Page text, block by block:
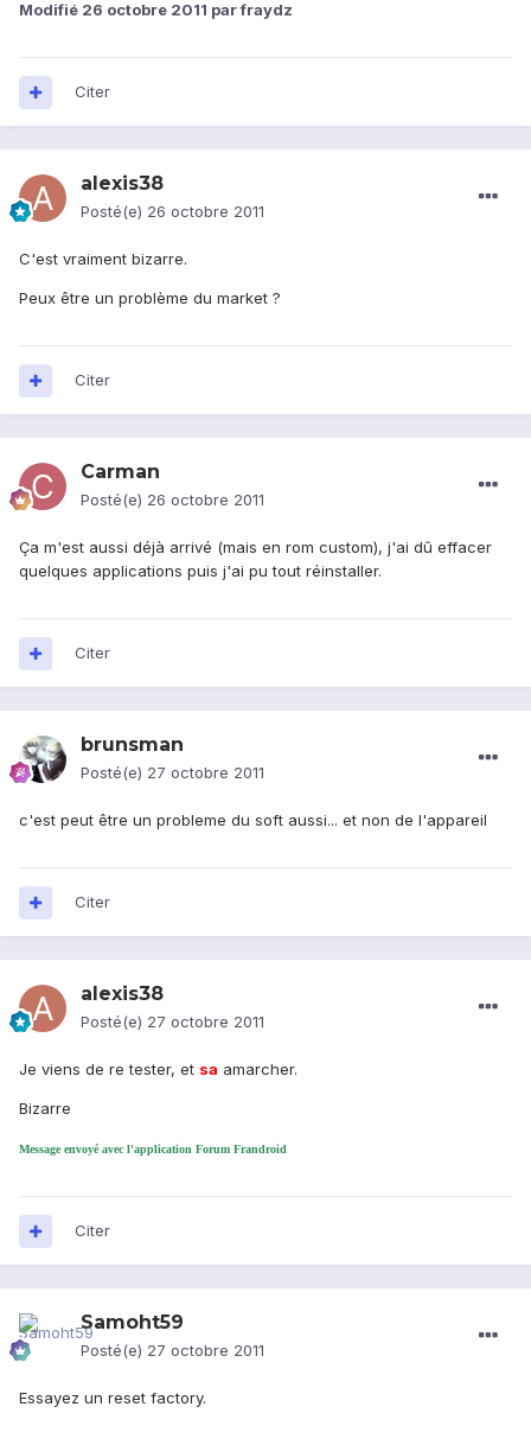
Modifié 26 octobre 2011 par fraydz
Citer
alexis38
Posté(e) 26 octobre 2011
C'est vraiment bizarre.
Peux être un problème du market ?
Citer
Carman
Posté(e) 26 octobre 2011
Ça m'est aussi déjà arrivé (mais en rom custom), j'ai dû effacer
quelques applications puis j'ai pu tout réinstaller.
Citer
brunsman
Posté(e) 27 octobre 2011
c'est peut être un probleme du soft aussi... et non de l'appareil
Citer
alexis38
Posté(e) 27 octobre 2011
Je viens de re tester, et sa amarcher.
Bizarre
Message envoyé avec l'application Forum Frandroid
Citer
Samoht59
Posté(e) 27 octobre 2011
Essayez un reset factory.